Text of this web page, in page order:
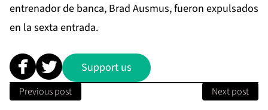
entrenador de banca, Brad Ausmus, fueron expulsados
en la sexta entrada.
Support us
Previous post Next post